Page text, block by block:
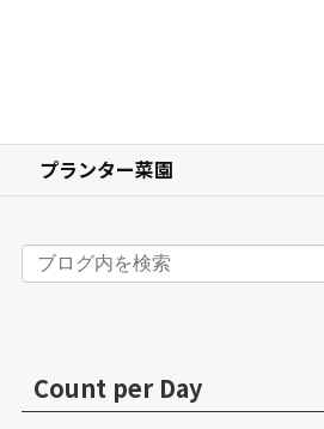
プランター菜園
Count per Day